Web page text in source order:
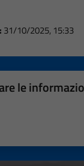
31/10/2025, 15:33
le
5 stelle su 5
su 5
su 5
5